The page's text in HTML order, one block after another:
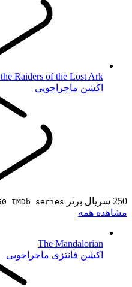
Raiders of the Lost Ark
اکشن ماجراجویی
250 سریال برتر IMDb IMDb series
مشاهده همه
The Mandalorian
اکشن فانتزی ماجراجویی